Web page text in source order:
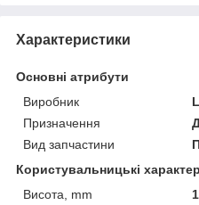
Характеристики
Основні атрибути
Виробник
Призначення
Вид запчастини
Користувальницькі
Висота, mm